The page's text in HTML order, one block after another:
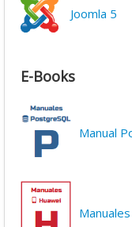
Joomla 5
E-Books
Manual